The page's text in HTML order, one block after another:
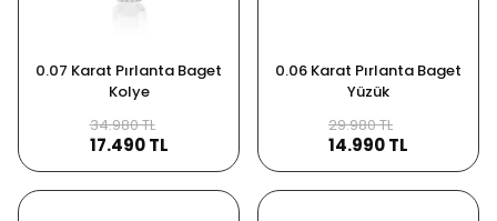
0.07 Karat Pırlanta Baget
Kolye
34.980 TL
17.490 TL
0.06 Karat Pırlanta Baget
Yüzük
29.980 TL
14.990 TL